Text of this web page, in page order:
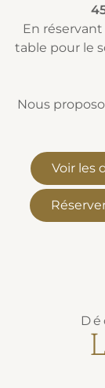
En
table pour le
Nous
Voir les